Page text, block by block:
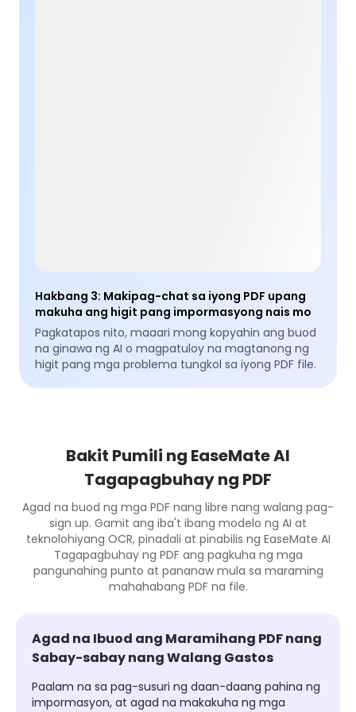
Hakbang 3: Makipag-chat sa iyong PDF upang
makuha ang higit pang impormasyong nais mo
Pagkatapos nito, maaari mong kopyahin ang buod
na ginawa ng AI o magpatuloy na magtanong ng
higit pang mga problema tungkol sa iyong PDF file.
Bakit Pumili ng EaseMate AI
Tagapagbuhay ng PDF
Agad na buod ng mga PDF nang libre nang walang pag-
sign up. Gamit ang iba't ibang modelo ng AI at
teknolohiyang OCR, pinadali at pinabilis ng EaseMate AI
Tagapagbuhay ng PDF ang pagkuha ng mga
pangunahing punto at pananaw mula sa maraming
mahahabang PDF na file.
Agad na Ibuod ang Maramihang PDF nang
Sabay-sabay nang Walang Gastos
Paalam na sa pag-susuri ng daan-daang pahina ng
impormasyon, at agad na makakuha ng mga